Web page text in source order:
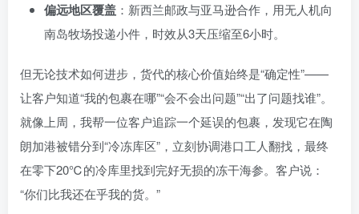
偏远地区覆盖 ：新西兰邮政与亚马逊合作，用无人机向
南岛牧场投递小件，时效从3天压缩至6小时。
但无论技术如何进步，货代的核心价值始终是“确定性”——
让客户知道“我的包裹在哪”“会不会出问题”“出了问题找谁”。
就像上周，我帮一位客户追踪一个延误的包裹，发现它在陶
朗加港被错分到“冷冻库区”，立刻协调港口工人翻找，最终
在零下20℃的冷库里找到完好无损的冻干海参。客户说：
“你们比我还在乎我的货。”